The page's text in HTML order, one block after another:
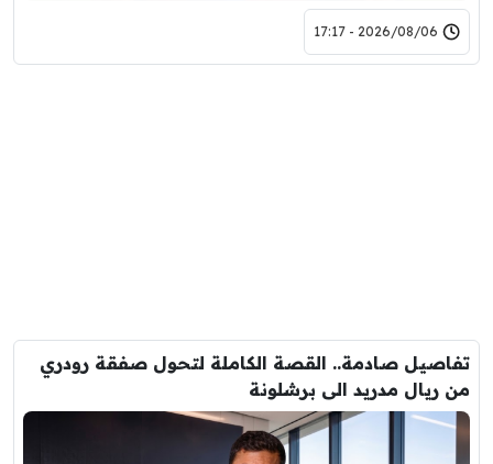
2026/08/06 - 17:17
تفاصيل صادمة.. القصة الكاملة لتحول صفقة رودري
من ريال مدريد الى برشلونة